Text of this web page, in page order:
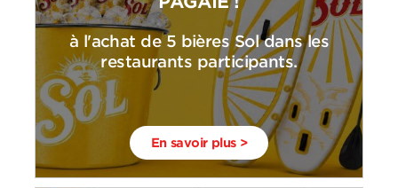
à l'achat de 5 bières Sol dans les
restaurants participants.
En savoir plus >